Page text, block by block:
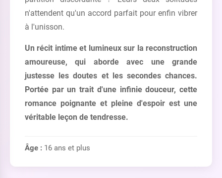
n'attendent qu'un accord parfait pour enfin vibrer
à l'unisson.
Un récit intime et lumineux sur la reconstruction
amoureuse, qui aborde avec une grande
justesse les doutes et les secondes chances.
Portée par un trait d'une infinie douceur, cette
romance poignante et pleine d'espoir est une
véritable leçon de tendresse.
Âge : 16 ans et plus